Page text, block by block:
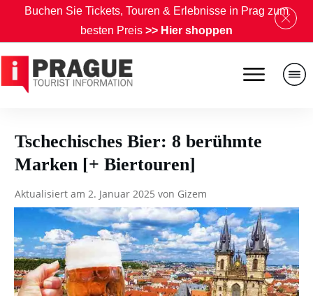
Tschechisches Bier: 8 berühmte
Marken [+ Biertouren]
Aktualisiert am 2. Januar 2025 von Gizem
Buchen Sie Tickets, Touren & Erlebnisse in Prag zum
besten Preis >> Hier shoppen